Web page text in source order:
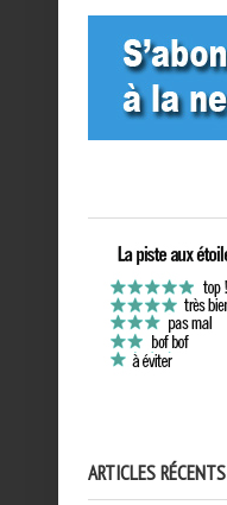
ARTICLES RÉCENTS